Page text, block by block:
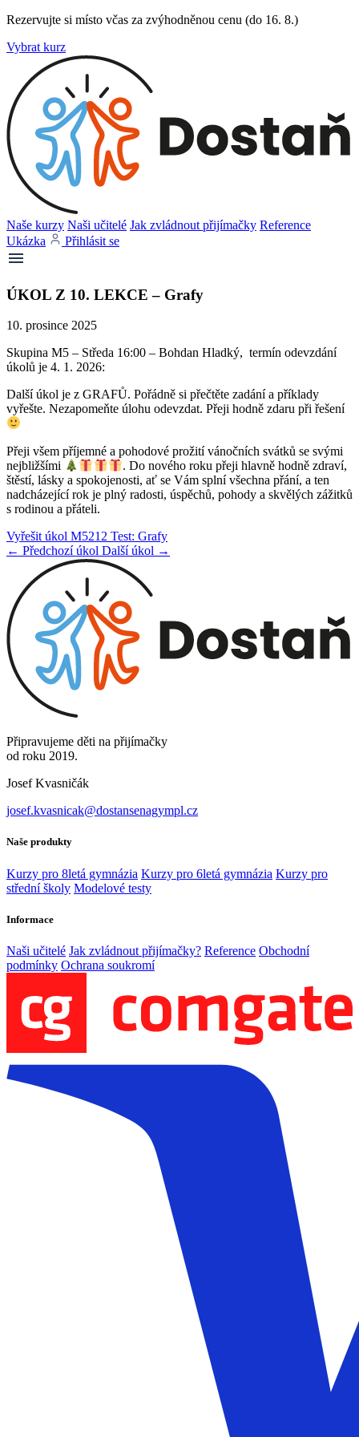
Rezervujte si místo včas za zvýhodněnou cenu (do 16. 8.)
Vybrat kurz
Naše kurzy Naši učitelé Jak zvládnout přijímačky Reference
Ukázka
Přihlásit se
ÚKOL Z 10. LEKCE – Grafy
10. prosince 2025
Skupina M5 – Středa 16:00 – Bohdan Hladký, termín odevzdání
úkolů je 4. 1. 2026:
Další úkol je z GRAFŮ. Pořádně si přečtěte zadání a příklady
vyřešte. Nezapomeňte úlohu odevzdat. Přeji hodně zdaru při řešení
Přeji všem příjemné a pohodové prožití vánočních svátků se svými
nejbližšími
. Do nového roku přeji hlavně hodně zdraví,
štěstí, lásky a spokojenosti, ať se Vám splní všechna přání, a ten
nadcházející rok je plný radosti, úspěchů, pohody a skvělých zážitků
s rodinou a přáteli.
Vyřešit úkol M5212 Test: Grafy
← Předchozí úkol Další úkol →
Připravujeme děti na přijímačky
od roku 2019.
Josef Kvasničák
josef.kvasnicak@dostansenagympl.cz
Naše produkty
Kurzy pro 8letá gymnázia Kurzy pro 6letá gymnázia Kurzy pro
střední školy Modelové testy
Informace
Naši učitelé Jak zvládnout přijímačky? Reference Obchodní
podmínky Ochrana soukromí